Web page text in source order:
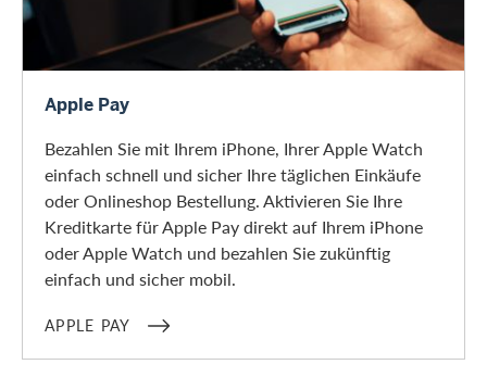
Apple Pay
Apple Pay
Bezahlen Sie mit Ihrem iPhone, Ihrer Apple Watch
einfach schnell und sicher Ihre täglichen Einkäufe
oder Onlineshop Bestellung. Aktivieren Sie Ihre
Kreditkarte für Apple Pay direkt auf Ihrem iPhone
oder Apple Watch und bezahlen Sie zukünftig
einfach und sicher mobil.
APPLE PAY